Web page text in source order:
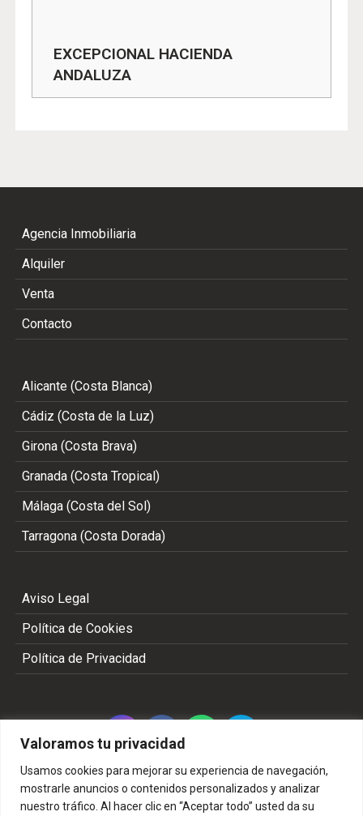
Valoramos tu privacidad
Usamos cookies para mejorar su experiencia de navegación,
mostrarle anuncios o contenidos personalizados y analizar
nuestro tráfico. Al hacer clic en “Aceptar todo” usted da su
EXCEPCIONAL HACIENDA
ANDALUZA
Agencia Inmobiliaria
Alquiler
Venta
Contacto
Alicante (Costa Blanca)
Cádiz (Costa de la Luz)
Girona (Costa Brava)
Granada (Costa Tropical)
Málaga (Costa del Sol)
Tarragona (Costa Dorada)
Aviso Legal
Política de Cookies
Política de Privacidad